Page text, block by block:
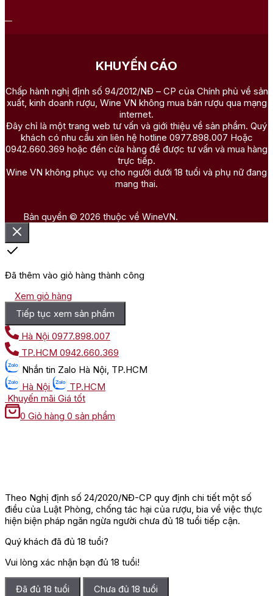
KHUYẾN CÁO
Chấp hành nghị định số 94/2012/NĐ – CP của Chính phủ về sản
xuất, kinh doanh rượu, Wine VN không mua bán rượu qua mạng
internet.
Đây chỉ là một trang web tư vấn và giới thiệu về sản phẩm. Quý
khách có nhu cầu xin liên hệ hotline 0977.898.007 Hoặc
0942.660.369 hoặc đến cửa hàng để được tư vấn và mua hàng
trực tiếp.
Wine VN không phục vụ cho người dưới 18 tuổi và phụ nữ đang
mang thai.
Bản quyền © 2026 thuộc về WineVN.
Đã thêm vào giỏ hàng thành công
Xem giỏ hàng
Tiếp tục xem sản phẩm
Hà Nội 0977.898.007
TP.HCM 0942.660.369
Nhắn tin Zalo Hà Nội, TP.HCM
Hà Nội
TP.HCM
Khuyến mãi Giá tốt
0 Giỏ hàng 0 sản phẩm
Theo Nghị định số 24/2020/NĐ-CP quy định chi tiết một số
điều của Luật Phòng, chống tác hại của rượu, bia về việc thực
hiện biện pháp ngăn ngừa người chưa đủ 18 tuổi tiếp cận.
Quý khách đã đủ 18 tuổi?
Vui lòng xác nhận bạn đủ 18 tuổi!
Đã đủ 18 tuổi Chưa đủ 18 tuổi